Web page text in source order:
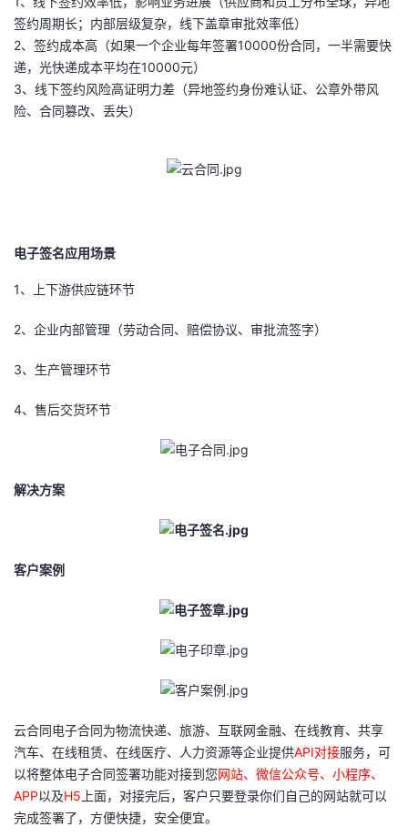
的
博
客
我
的
论
我
的
我
播
活
动
的
关
注
我
的
我
证
实
验
的
收
藏
我
的
持
我
建
议
签约周期长；内部层级复杂，线下盖章审批效率低）
2、签约成本高（如果一个企业每年签署10000份合同，一半需要快
递，光快递成本平均在10000元）
3、线下签约风险高证明力差（异地签约身份难认证、公章外带风
险、合同篡改、丢失）
电子签名应用场景
1、上下游供应链环节
2、企业内部管理（劳动合同、赔偿协议、审批流签字）
3、生产管理环节
4、售后交货环节
解决方案
客户案例
云合同电子合同为物流快递、旅游、互联网金融、在线教育、共享
汽车、在线租赁、在线医疗、人力资源等企业提供API对接服务，可
以将整体电子合同签署功能对接到您网站、微信公众号、小程序、
APP以及H5 上面，对接完后，客户只要登录你们自己的网站就可以
完成签署了，方便快捷，安全便宜。